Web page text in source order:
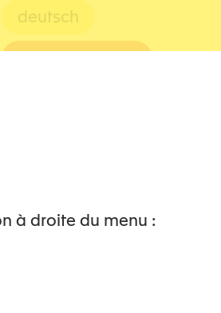
à droite du menu :
deutsch
féminicide